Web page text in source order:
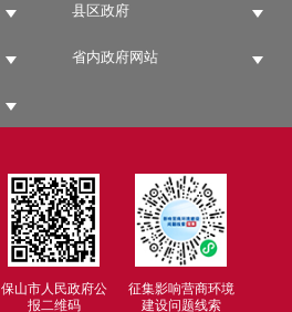
县区政府
省内政府网站
保山市人民政府公
报二维码
征集影响营商环境
建设问题线索